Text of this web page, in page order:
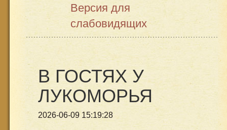
Версия для
слабовидящих
В ГОСТЯХ У
ЛУКОМОРЬЯ
2026-06-09 15:19:28